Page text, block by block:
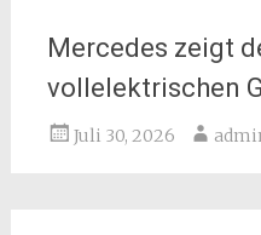
Mercedes zeigt
vollelektrischen
Juli 30, 2026